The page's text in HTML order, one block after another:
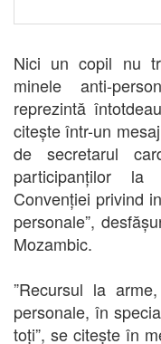
Nici un copil nu
minele anti-
reprezintă
citește într-un
de secretarul
participanților
Convenției privind
personale”,
Mozambic.
”Recursul la
personale, în
toți”, se citește în